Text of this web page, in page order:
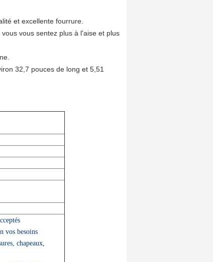
et excellente fourrure.
vous sentez plus à l'aise et plus
32,7 pouces de long et 5,51
vos besoins
chapeaux,